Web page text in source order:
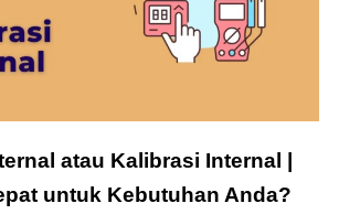
atau Kalibrasi Internal |
untuk Kebutuhan Anda?